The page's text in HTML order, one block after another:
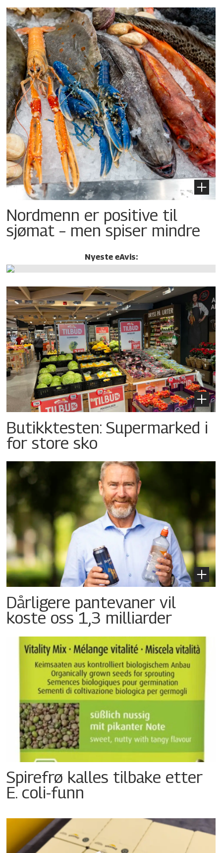
Nordmenn er positive til
sjømat – men spiser mindre
Nyeste eAvis:
Butikktesten: Supermarked i
for store sko
Dårligere pantevaner vil
koste oss 1,3 milliarder
Spirefrø kalles tilbake etter
E. coli-funn